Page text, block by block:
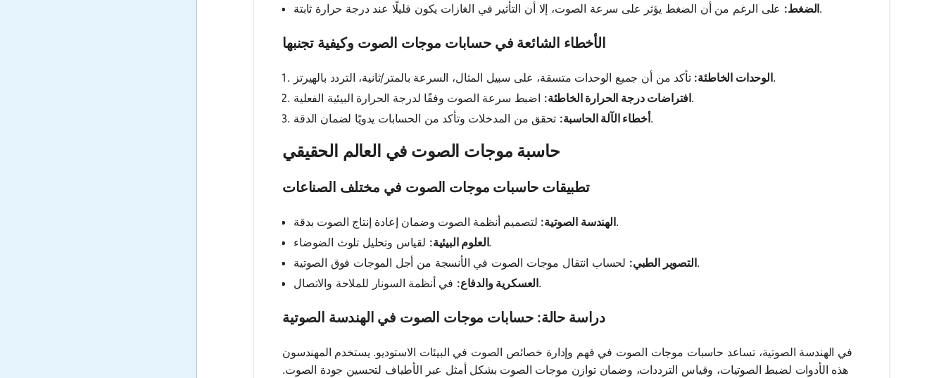
الضغط:على الرغم من أن الضغط يؤثر على سرعة الصوت، إلا أن التأثير في الغازات يكون قليلًا عند درجة حرارة ثابتة.
الأخطاء الشائعة في حسابات موجات الصوت وكيفية تجنبها
الوحدات الخاطئة:تأكد من أن جميع الوحدات متسقة، على سبيل المثال، السرعة بالمتر/ثانية، التردد بالهيرتز.
افتراضات درجة الحرارة الخاطئة:اضبط سرعة الصوت وفقًا لدرجة الحرارة البيئية الفعلية.
أخطاء الآلة الحاسبة:تحقق من المدخلات وتأكد من الحسابات يدويًا لضمان الدقة.
حاسبة موجات الصوت في العالم الحقيقي
تطبيقات حاسبات موجات الصوت في مختلف الصناعات
الهندسة الصوتية:لتصميم أنظمة الصوت وضمان إعادة إنتاج الصوت بدقة.
العلوم البيئية:لقياس وتحليل تلوث الضوضاء.
التصوير الطبي:لحساب انتقال موجات الصوت في الأنسجة من أجل الموجات فوق الصوتية.
العسكرية والدفاع:في أنظمة السونار للملاحة والاتصال.
دراسة حالة: حسابات موجات الصوت في الهندسة الصوتية
في الهندسة الصوتية، تساعد حاسبات موجات الصوت في فهم وإدارة خصائص الصوت في البيئات الاستوديو. يستخدم المهندسون
هذه الأدوات لضبط الصوتيات، وقياس الترددات، وضمان توازن موجات الصوت بشكل أمثل عبر الأطياف لتحسين جودة الصوت.